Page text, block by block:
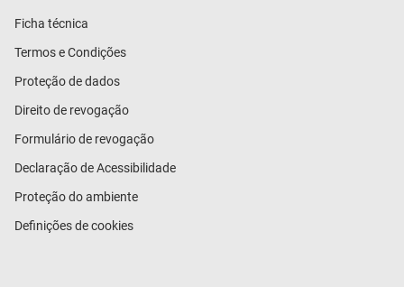
Ficha técnica
Termos e Condições
Proteção de dados
Direito de revogação
Formulário de revogação
Declaração de Acessibilidade
Proteção do ambiente
Definições de cookies